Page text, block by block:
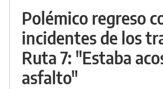
Polémico regreso
incidentes de los
Ruta 7: "Estaba
asfalto"